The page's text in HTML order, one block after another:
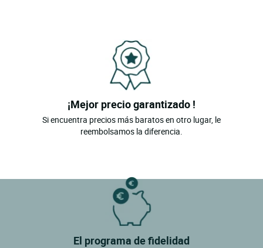
¡Mejor precio garantizado !
Si encuentra precios más baratos en otro lugar, le
reembolsamos la diferencia.
El programa de fidelidad